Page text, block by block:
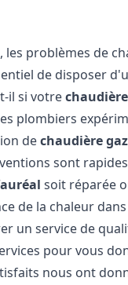
, les problèmes de
de disposer
il si votre
plombiers
dechaudière
sont
soit réparée
de la chaleur
un service de
pour vous
nous ont